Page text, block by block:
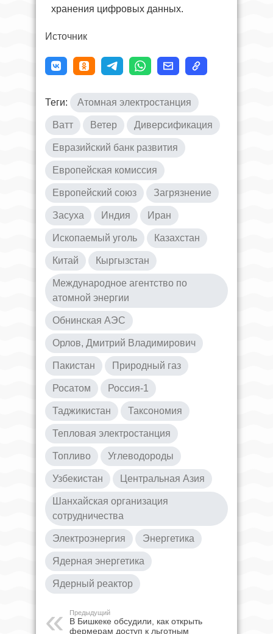
хранения цифровых данных.
Источник
Теги: Атомная электростанция
Ватт Ветер Диверсификация
Евразийский банк развития
Европейская комиссия
Европейский союз Загрязнение
Засуха Индия Иран
Ископаемый уголь Казахстан
Китай Кыргызстан
Международное агентство по
атомной энергии
Обнинская АЭС
Орлов, Дмитрий Владимирович
Пакистан Природный газ
Росатом Россия-1
Таджикистан Таксономия
Тепловая электростанция
Топливо Углеводороды
Узбекистан Центральная Азия
Шанхайская организация
сотрудничества
Электроэнергия Энергетика
Ядерная энергетика
Ядерный реактор
Предыдущий
В Бишкеке обсудили, как открыть
фермерам доступ к льготным